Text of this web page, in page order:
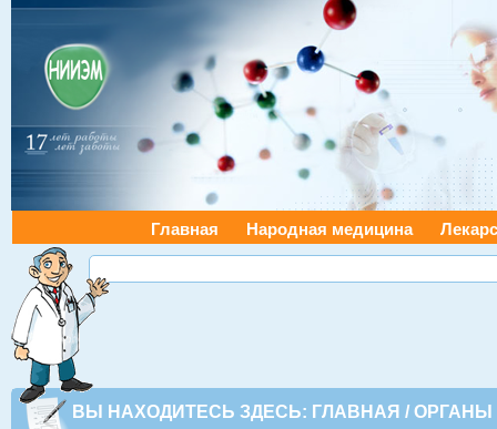
Главная Народная медицина
ВЫ НАХОДИТЕСЬ ЗДЕСЬ: ГЛАВНАЯ /